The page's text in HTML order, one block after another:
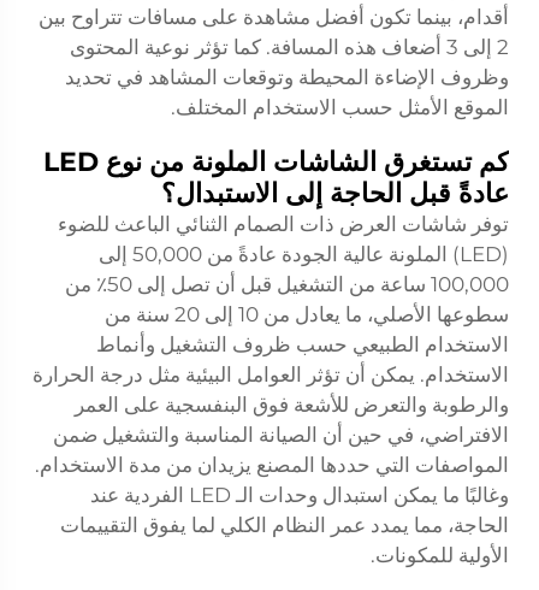
أقدام، بينما تكون أفضل مشاهدة على مسافات تتراوح بين
2 إلى 3 أضعاف هذه المسافة. كما تؤثر نوعية المحتوى
وظروف الإضاءة المحيطة وتوقعات المشاهد في تحديد
الموقع الأمثل حسب الاستخدام المختلف.
كم تستغرق الشاشات الملونة من نوع LED
عادةً قبل الحاجة إلى الاستبدال؟
توفر شاشات العرض ذات الصمام الثنائي الباعث للضوء
(LED) الملونة عالية الجودة عادةً من 50,000 إلى
100,000 ساعة من التشغيل قبل أن تصل إلى 50٪ من
سطوعها الأصلي، ما يعادل من 10 إلى 20 سنة من
الاستخدام الطبيعي حسب ظروف التشغيل وأنماط
الاستخدام. يمكن أن تؤثر العوامل البيئية مثل درجة الحرارة
والرطوبة والتعرض للأشعة فوق البنفسجية على العمر
الافتراضي، في حين أن الصيانة المناسبة والتشغيل ضمن
المواصفات التي حددها المصنع يزيدان من مدة الاستخدام.
وغالبًا ما يمكن استبدال وحدات الـ LED الفردية عند
الحاجة، مما يمدد عمر النظام الكلي لما يفوق التقييمات
الأولية للمكونات.